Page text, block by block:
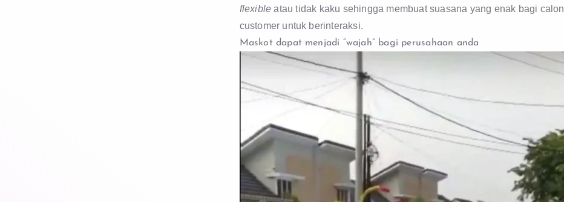
flexible atau tidak kaku sehingga membuat suasana yang enak bagi calon
customer untuk berinteraksi.
Maskot dapat menjadi “wajah” bagi perusahaan anda